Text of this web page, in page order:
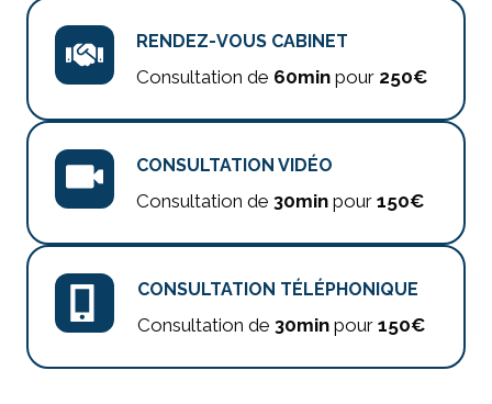
RENDEZ-VOUS CABINET
Consultation de 60min pour 250€
CONSULTATION VIDÉO
Consultation de 30min pour 150€
CONSULTATION TÉLÉPHONIQUE
Consultation de 30min pour 150€